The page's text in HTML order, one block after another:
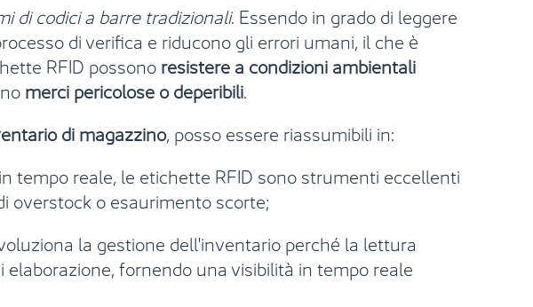
di codici a barre tradizionali. Essendo in grado di leggere
di verifica e riducono gli errori umani, il che è
RFID possonoresistere a condizioni ambientali
merci pericolose o deperibili.
di magazzino, posso essere riassumibili in:
tempo reale, le etichette RFID sono strumenti eccellenti
overstock o esaurimento scorte;
la gestione dell'inventario perché la lettura
fornendo una visibilità in tempo reale